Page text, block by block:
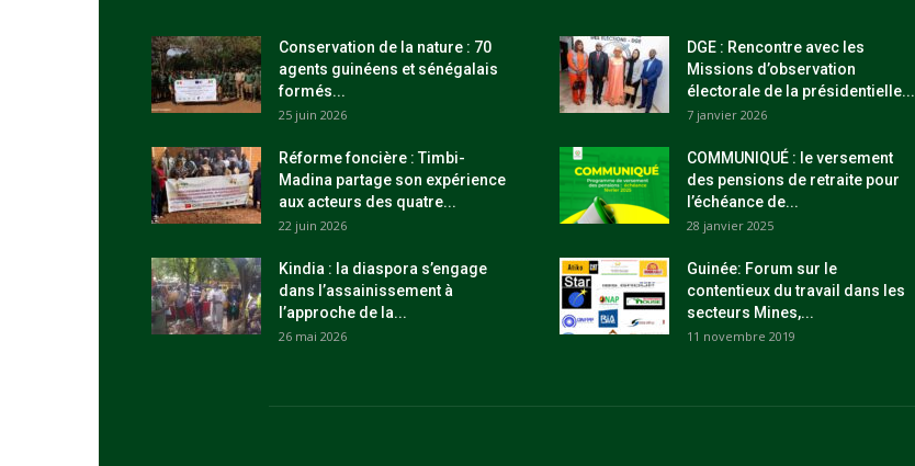
Conservation de la nature : 70
agents guinéens et sénégalais
formés...
25 juin 2026
Réforme foncière : Timbi-
Madina partage son expérience
aux acteurs des quatre...
22 juin 2026
Kindia : la diaspora s’engage
dans l’assainissement à
l’approche de la...
26 mai 2026
DGE : Rencontre avec les
Missions d’observation
électorale de la présidentielle...
7 janvier 2026
COMMUNIQUÉ : le versement
des pensions de retraite pour
l’échéance de...
28 janvier 2025
Guinée: Forum sur le
contentieux du travail dans les
secteurs Mines,...
11 novembre 2019